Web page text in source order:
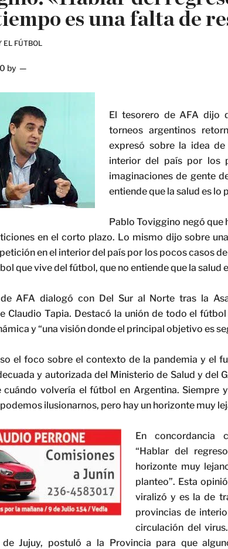
es una falta de
EL FÚTBOL
by
El tesorero de AFA dijo
torneos argentinos
expresó sobre la idea
interior del país por los
imaginaciones de gente
entiende que la salud es lo
Pablo Toviggino negó que
en el corto plazo. Lo mismo dijo sobre
en el interior del país por los pocos casos
que vive del fútbol, que no entiende que la salud
AFA dialogó con Del Sur al Norte tras la
Claudio Tapia. Destacó la unión de todo el
y “una visión donde el principal objetivo es
el foco sobre el contexto de la pandemia y el
y autorizada del Ministerio de Salud y del
cuándo volvería el fútbol en Argentina. Siempre
ilusionarnos, pero hay un horizonte muy
En concordancia
“Hablar del
horizonte muy
planteo”. Esta
viralizó y es la de
provincias de
circulación del
de Jujuy, postuló a la Provincia para que